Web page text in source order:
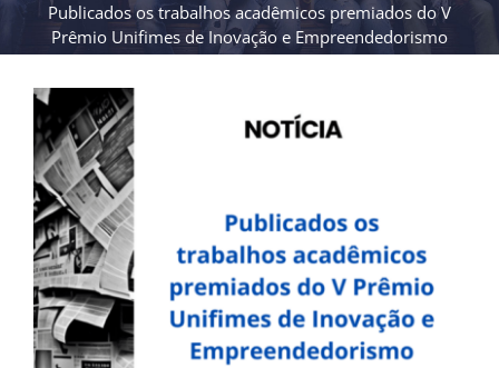
Publicados os trabalhos acadêmicos premiados do V
Prêmio Unifimes de Inovação e Empreendedorismo
View
Larger
Image